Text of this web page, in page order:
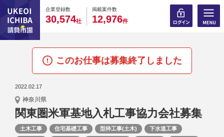
企業登録数
0
3
0
0,
0
5
0
74社
掲載案件数
0
1
0
2,
0
9
0
76件
このお仕事は募集終了しました
2022.02.17
神奈川県
関東圏米軍基地入札工事協力会社募集
土木工事 住宅基礎工事 型枠工事(土木)
下水道工事